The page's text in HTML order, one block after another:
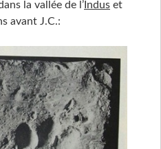
la vallée de l’ Indus et
avant J.C.: